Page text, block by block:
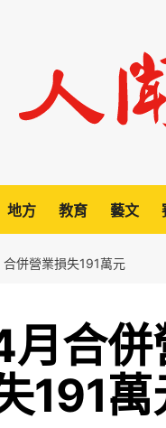
地方 教育 藝文
併營業損失191萬元
月合
191萬